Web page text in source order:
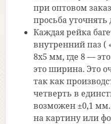
при оптовом
просьба уточнять
Каждая рейка
внутренний паз (
8х5 мм, где 8 —
это ширина. Это
так как
четверть в
возможен ±0,1
на картину или